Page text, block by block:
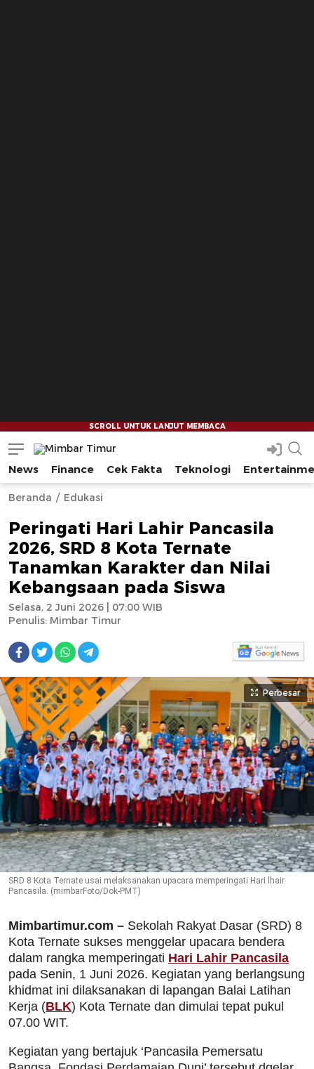
Mimbar Timur
Media Berjaringan Indonesia Timur
News Finance Cek Fakta Teknologi
Beranda Edukasi
Peringati Hari Lahir Pancasila
2026, SRD 8 Kota Ternate
Tanamkan Karakter dan Nilai
Kebangsaan pada Siswa
Penulis: Mimbar Timur
Selasa, 2 Juni 2026 | 07:00 WIB
Perbesar
SRD 8 Kota Ternate usai melaksanakan upacara memperingati Hari lhair
Pancasila. (mimbarFoto/Dok-PMT)
Mimbartimur.com – Sekolah Rakyat Dasar (SRD) 8
Kota Ternate sukses menggelar upacara bendera
dalam rangka memperingati Hari Lahir Pancasila
pada Senin, 1 Juni 2026. Kegiatan yang berlangsung
khidmat ini dilaksanakan di lapangan Balai Latihan
Kerja (BLK) Kota Ternate dan dimulai tepat pukul
07.00 WIT.
Kegiatan yang bertajuk ‘Pancasila Pemersatu
--
--